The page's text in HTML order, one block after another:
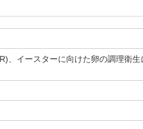
、イースターに向けた卵の調理衛